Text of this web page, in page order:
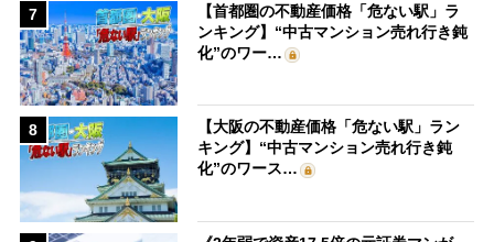
7
【首都圏の不動産価格「危ない駅」ラ
ンキング】“中古マンション売れ行き鈍
化”のワー…
8
【大阪の不動産価格「危ない駅」ラン
キング】“中古マンション売れ行き鈍
化”のワース…